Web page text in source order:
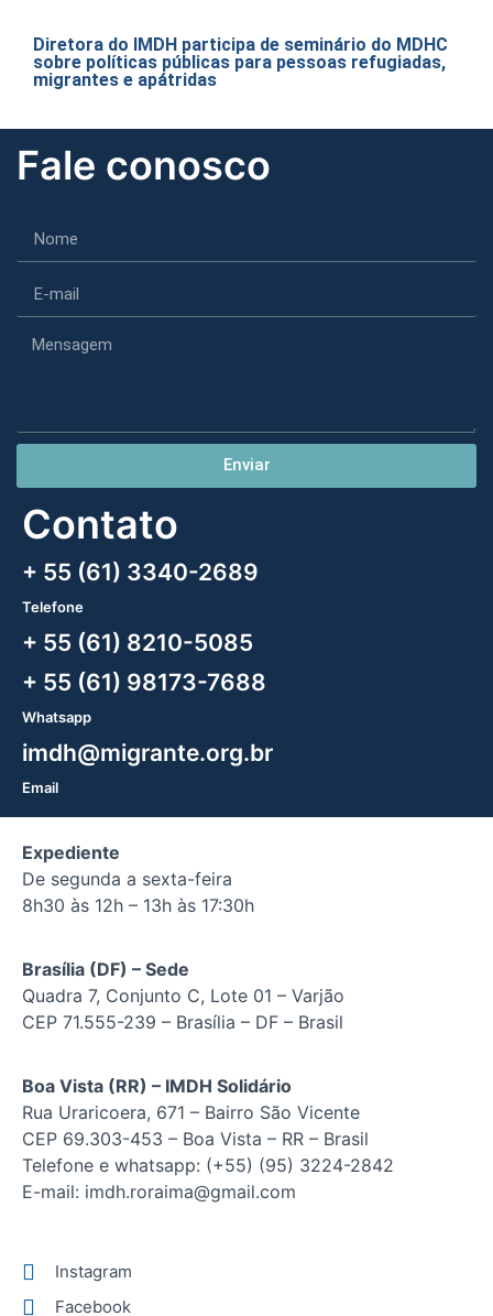
Diretora do IMDH participa de seminário do MDHC
sobre políticas públicas para pessoas refugiadas,
migrantes e apátridas
Fale conosco
Enviar
Contato
+ 55 (61) 3340-2689
Telefone
+ 55 (61) 8210-5085
+ 55 (61) 98173-7688
Whatsapp
imdh@migrante.org.br
Email
Expediente
De segunda a sexta-feira
8h30 às 12h – 13h às 17:30h
Brasília (DF) – Sede
Quadra 7, Conjunto C, Lote 01 – Varjão
CEP 71.555-239 – Brasília – DF – Brasil
Boa Vista (RR) – IMDH Solidário
Rua Uraricoera, 671 – Bairro São Vicente
CEP 69.303-453 – Boa Vista – RR – Brasil
Telefone e whatsapp: (+55) (95) 3224-2842
E-mail: imdh.roraima@gmail.com
Instagram
Facebook